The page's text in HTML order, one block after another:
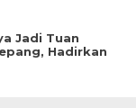
Jadi Tuan
Hadirkan